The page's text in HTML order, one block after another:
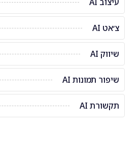
צ׳אט AI
שיווק AI
שיפור תמונות AI
תקשורת AI